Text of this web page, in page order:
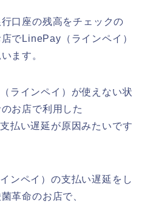
口座の残高をチェックの
でLinePay（ラインペイ）
ます。
ラインペイ）が使えない状
お店で利用した
払い遅延が原因みたいです
ンペイ）の支払い遅延をし
革命のお店で、